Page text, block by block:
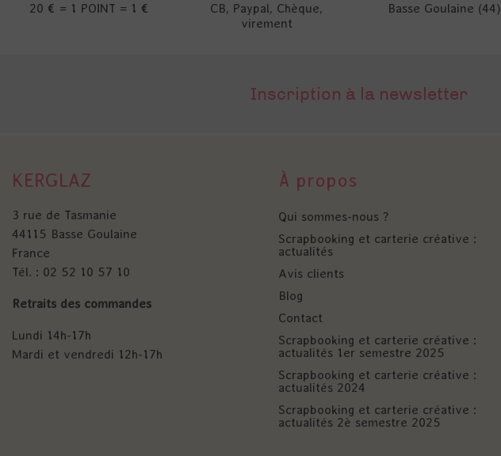
20 € = 1 POINT = 1 €
CB, Paypal, Chèque,
virement
Basse Goulaine (44)
Inscription à la newsletter
KERGLAZ
3 rue de Tasmanie
44115 Basse Goulaine
France
Tél. : 02 52 10 57 10
Retraits des commandes
Lundi 14h-17h
Mardi et vendredi 12h-17h
À propos
Qui sommes-nous ?
Scrapbooking et carterie créative :
actualités
Avis clients
Blog
Contact
Scrapbooking et carterie créative :
actualités 1er semestre 2025
Scrapbooking et carterie créative :
actualités 2024
Scrapbooking et carterie créative :
actualités 2è semestre 2025